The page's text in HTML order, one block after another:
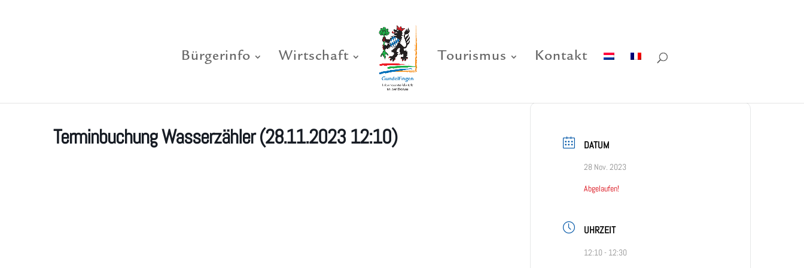
Bürgerinfo Wirtschaft Tourismus Kontakt
Terminbuchung Wasserzähler (28.11.2023 12:10) DATUM
28 Nov. 2023
Abgelaufen!
UHRZEIT
12:10 - 12:30